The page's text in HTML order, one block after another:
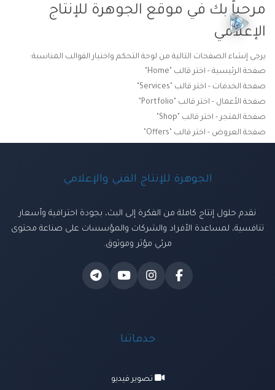
مرحباً بك في موقع الجوهرة للإنتاج
الإعلامي
يرجى إنشاء الصفحات التالية من لوحة التحكم واختيار القوالب المناسبة:
صفحة الرئيسية - اختر قالب "Home"
صفحة الخدمات - اختر قالب "Services"
صفحة الأعمال - اختر قالب "Portfolio"
صفحة المتجر - اختر قالب "Shop"
صفحة العروض - اختر قالب "Offers"
الجوهرة للإنتاج الفني والإعلامي
نقدم حلول إنتاج كاملة من الفكرة إلى البث، بجودة احترافية وأسعار
تنافسية، لمساعدة الأفراد والشركات والمؤسسات على صناعة محتوى
مرئي مؤثر وموثوق.
خدماتنا
تصوير فيديو